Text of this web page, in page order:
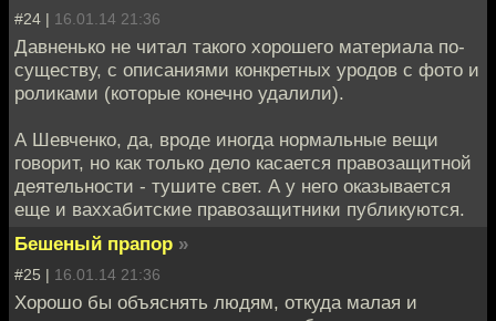
#24 | 16.01.14 21:36
Давненько не читал такого хорошего материала по-
существу, с описаниями конкретных уродов с фото и
роликами (которые конечно удалили).
А Шевченко, да, вроде иногда нормальные вещи
говорит, но как только дело касается правозащитной
деятельности - тушите свет. А у него оказывается
еще и ваххабитские правозащитники публикуются.
Бешеный прапор »
#25 | 16.01.14 21:36
Хорошо бы объяснять людям, откуда малая и